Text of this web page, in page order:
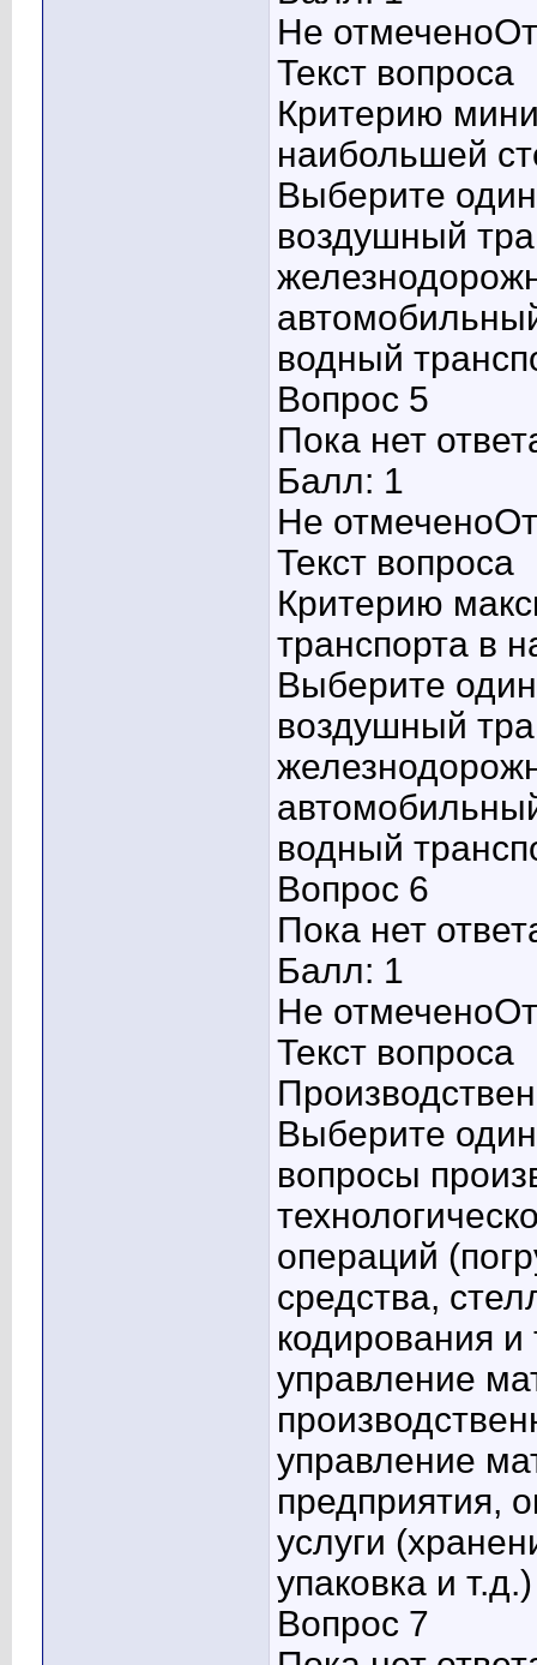
Не
Текст вопроса
Критерию
наибольшей
Выберите
воздушный
водный
Вопрос 5
Пока нет
Балл: 1
Не
Текст вопроса
Критерию
транспорта в
Выберите
воздушный
водный
Вопрос 6
Пока нет
Балл: 1
Не
Текст вопроса
Выберите
вопросы
операций
средства,
кодирования и
управление
управление
предприятия,
услуги
упаковка и т.д.)
Вопрос 7